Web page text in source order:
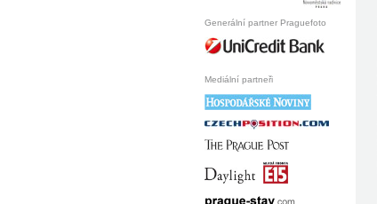
Generální partner Praguefoto
Mediální partneři